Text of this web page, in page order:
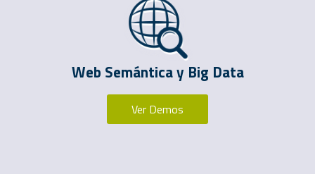
Web Semántica y Big Data
Ver Demos